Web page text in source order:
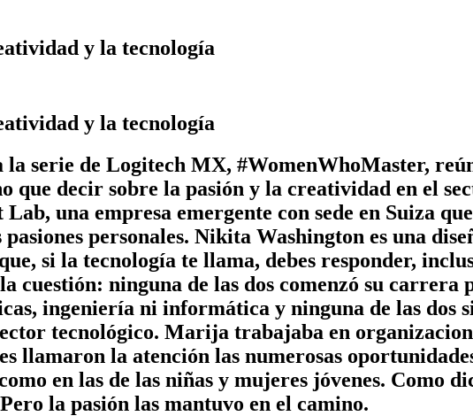
y la tecnología
y la tecnología
serie de Logitech MX, #WomenWhoMaster,
que decir sobre la pasión y la creatividad en el
una empresa emergente con sede en Suiza
pasiones personales. Nikita Washington es una
si la tecnología te llama, debes responder,
cuestión: ninguna de las dos comenzó su carrera
ingeniería ni informática y ninguna de las
tecnológico. Marija trabajaba en
llamaron la atención las numerosas
en las de las niñas y mujeres jóvenes. Como
la pasión las mantuvo en el camino.